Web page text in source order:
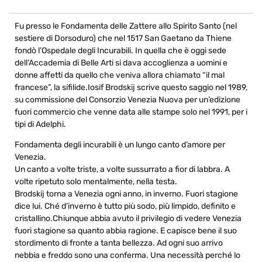
Fu presso le Fondamenta delle Zattere allo Spirito Santo (nel
sestiere di Dorsoduro) che nel 1517 San Gaetano da Thiene
fondò l’Ospedale degli Incurabili. In quella che è oggi sede
dell’Accademia di Belle Arti si dava accoglienza a uomini e
donne affetti da quello che veniva allora chiamato “il mal
francese”, la sifilide.Iosif Brodskij scrive questo saggio nel 1989,
su commissione del Consorzio Venezia Nuova per un’edizione
fuori commercio che venne data alle stampe solo nel 1991, per i
tipi di Adelphi.
Fondamenta degli incurabili è un lungo canto d’amore per
Venezia.
Un canto a volte triste, a volte sussurrato a fior di labbra. A
volte ripetuto solo mentalmente, nella testa.
Brodskij torna a Venezia ogni anno, in inverno. Fuori stagione
dice lui. Ché d’inverno è tutto più sodo, più limpido, definito e
cristallino.Chiunque abbia avuto il privilegio di vedere Venezia
fuori stagione sa quanto abbia ragione. E capisce bene il suo
stordimento di fronte a tanta bellezza. Ad ogni suo arrivo
nebbia e freddo sono una conferma. Una necessità perché lo